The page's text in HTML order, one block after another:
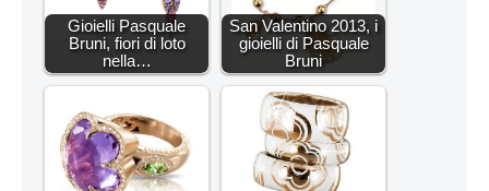
Gioielli Pasquale
Bruni, fiori di loto
nella…
San Valentino 2013, i
gioielli di Pasquale
Bruni